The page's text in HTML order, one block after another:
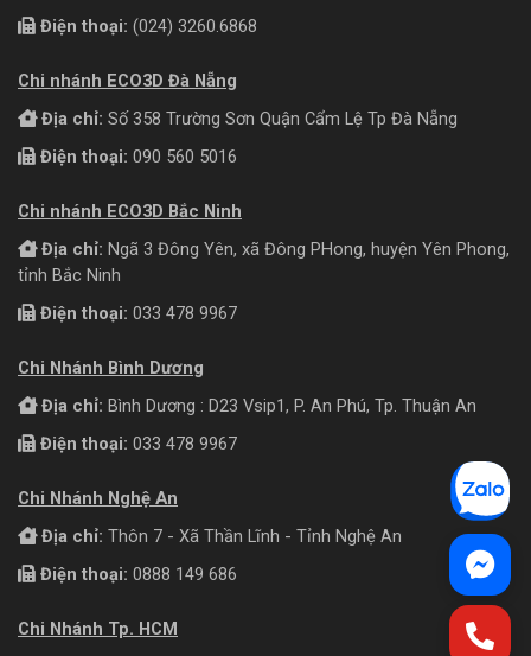
Điện thoại: (024) 3260.6868
Chi nhánh ECO3D Đà Nẵng
Địa chỉ: Số 358 Trường Sơn Quận Cẩm Lệ Tp Đà Nẵng
Điện thoại: 090 560 5016
Chi nhánh ECO3D Bắc Ninh
Địa chỉ: Ngã 3 Đông Yên, xã Đông PHong, huyện Yên Phong,
tỉnh Bắc Ninh
Điện thoại: 033 478 9967
Chi Nhánh Bình Dương
Địa chỉ: Bình Dương : D23 Vsip1, P. An Phú, Tp. Thuận An
Điện thoại: 033 478 9967
Chi Nhánh Nghệ An
Địa chỉ: Thôn 7 - Xã Thần Lĩnh - Tỉnh Nghệ An
Điện thoại: 0888 149 686
Chi Nhánh Tp. HCM